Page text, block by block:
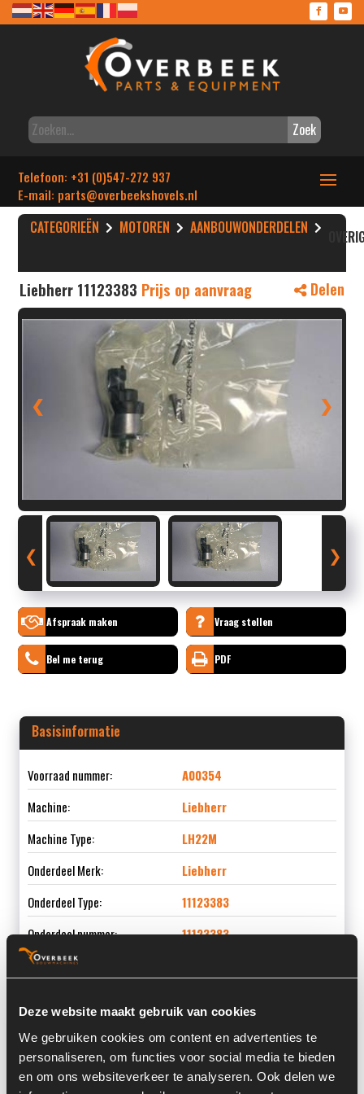
Deze website maakt gebruik van cookies
We gebruiken cookies om content en advertenties te
personaliseren, om functies voor social media te bieden
en om ons websiteverkeer te analyseren. Ook delen we
Zoek
Telefoon: +31 (0)547-272 937
E-mail: parts@overbeekshovels.nl
CATEGORIEËN MOTOREN AANBOUWONDERDELEN
Liebherr 11123383 Prijs op aanvraag Delen
❮ ❯
❮ ❯
Afspraak maken Vraag stellen
Bel me terug PDF
Basisinformatie
Voorraad nummer:
A00354
Machine:
Liebherr
Machine Type:
LH22M
Onderdeel Merk:
Liebherr
Onderdeel Type:
11123383
Onderdeel nummer:
11123383
Past op de volgende machines:
Liebherr LH 22 M